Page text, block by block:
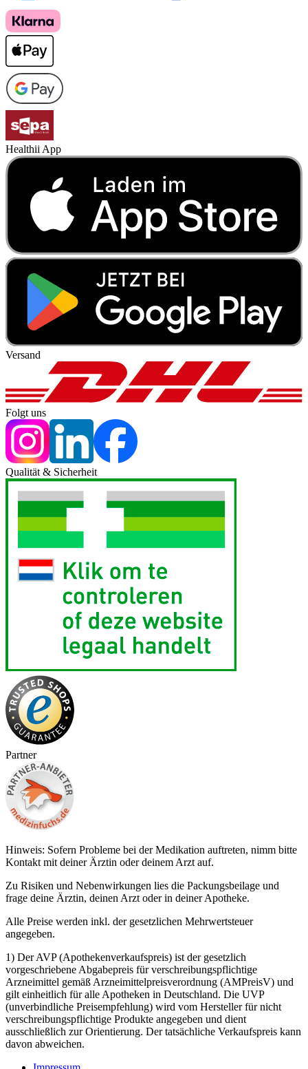
Healthii App
Versand
Folgt uns
Qualität & Sicherheit
Partner
Hinweis: Sofern Probleme bei der Medikation auftreten, nimm bitte
Kontakt mit deiner Ärztin oder deinem Arzt auf.
Zu Risiken und Nebenwirkungen lies die Packungsbeilage und
frage deine Ärztin, deinen Arzt oder in deiner Apotheke.
Alle Preise werden inkl. der gesetzlichen Mehrwertsteuer
angegeben.
1) Der AVP (Apothekenverkaufspreis) ist der gesetzlich
vorgeschriebene Abgabepreis für verschreibungspflichtige
Arzneimittel gemäß Arzneimittelpreisverordnung (AMPreisV) und
gilt einheitlich für alle Apotheken in Deutschland. Die UVP
(unverbindliche Preisempfehlung) wird vom Hersteller für nicht
verschreibungspflichtige Produkte angegeben und dient
ausschließlich zur Orientierung. Der tatsächliche Verkaufspreis kann
davon abweichen.